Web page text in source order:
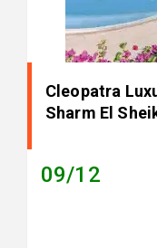
Cleopatra
Sharm El
09/12